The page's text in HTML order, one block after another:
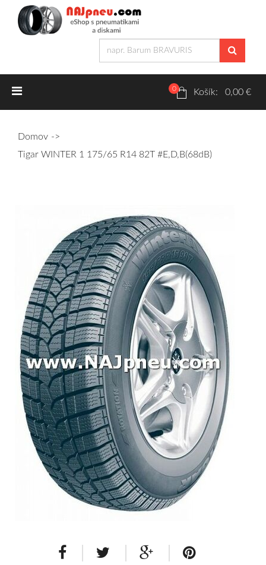
Letné pneumatiky
Osobné/crossover + malé úžitkové
SUV/crossover + OFFRoad-ové
Dodávkové + malé úžitkové
Celoročné pneumatiky
Osobné/crossover + malé úžitkové
SUV/crossover + OFFRoad-ové
Dodávkové + malé úžitkové
Disky
Hliníkové / ALU disky / Elektróny
Plechové
0 Košík: 0,00 €
Domov
Tigar WINTER 1 175/65 R14 82T #E,D,B(68dB)